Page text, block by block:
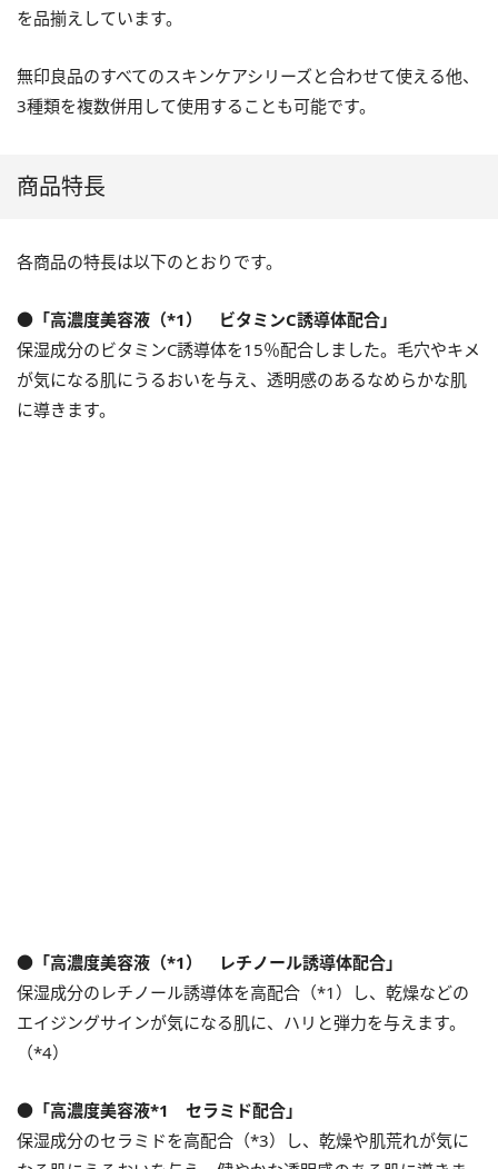
を品揃えしています。
無印良品のすべてのスキンケアシリーズと合わせて使える他、
3種類を複数併用して使用することも可能です。
商品特長
各商品の特長は以下のとおりです。
●「高濃度美容液（*1） ビタミンC誘導体配合」
保湿成分のビタミンC誘導体を15％配合しました。毛穴やキメ
が気になる肌にうるおいを与え、透明感のあるなめらかな肌
に導きます。
●「高濃度美容液（*1） レチノール誘導体配合」
保湿成分のレチノール誘導体を高配合（*1）し、乾燥などの
エイジングサインが気になる肌に、ハリと弾力を与えます。
（*4）
●「高濃度美容液*1 セラミド配合」
保湿成分のセラミドを高配合（*3）し、乾燥や肌荒れが気に